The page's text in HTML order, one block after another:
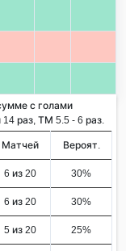
с голами
раз, ТМ 5.5 - 6 раз.
Матчей Вероят.
6 из 20 30%
6 из 20 30%
5 из 20 25%